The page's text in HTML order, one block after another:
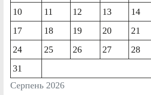
Серпень 2026
10
11 12 13 14
17
18 19 20 21
24
25 26 27 28
31